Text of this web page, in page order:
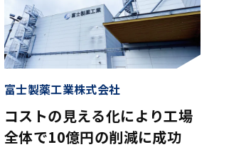
コストの見える化により工場
全体で10億円の削減に成功
富士製薬工業株式会社